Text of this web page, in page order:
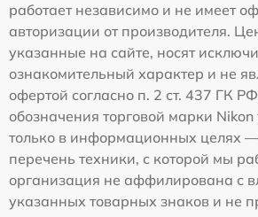
работает независимо и не имеет
авторизации от производителя.
указанные на сайте, носят
ознакомительный характер и не
офертой согласно п. 2 ст. 437 ГК
обозначения торговой марки
только в информационных целях —
перечень техники, с которой мы
организация не аффилирована с
указанных товарных знаков и не